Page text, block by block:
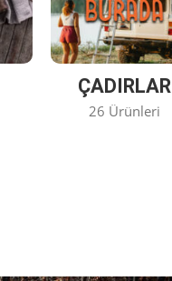
ÇADIRLAR
26 Ürünleri